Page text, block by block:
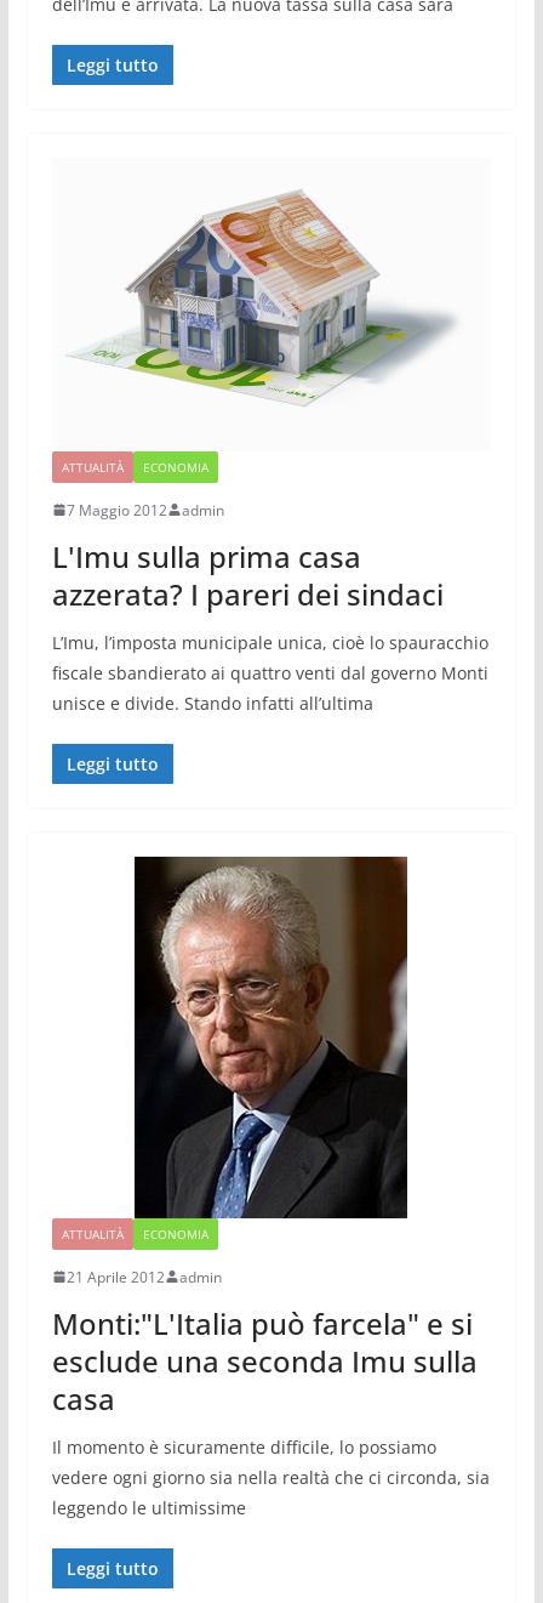
dell’Imu è arrivata. La nuova tassa sulla casa sarà
Leggi tutto
ATTUALITÀ ECONOMIA
7 Maggio 2012 admin
L'Imu sulla prima casa
azzerata? I pareri dei sindaci
L’Imu, l’imposta municipale unica, cioè lo spauracchio
fiscale sbandierato ai quattro venti dal governo Monti
unisce e divide. Stando infatti all’ultima
Leggi tutto
ATTUALITÀ ECONOMIA
21 Aprile 2012 admin
Monti:"L'Italia può farcela" e si
esclude una seconda Imu sulla
casa
Il momento è sicuramente difficile, lo possiamo
vedere ogni giorno sia nella realtà che ci circonda, sia
leggendo le ultimissime
Leggi tutto